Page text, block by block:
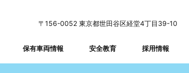
保有車両情報 安全教育 採用情報
〒156-0052 東京都世田谷区経堂4丁目39-10